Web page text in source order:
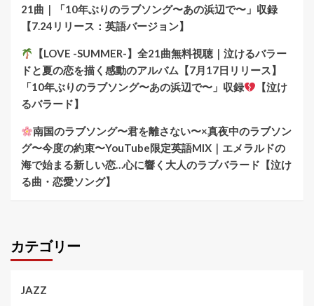
21曲｜「10年ぶりのラブソング〜あの浜辺で〜」収録
【7.24リリース：英語バージョン】
【LOVE -SUMMER-】全21曲無料視聴｜泣けるバラー
ドと夏の恋を描く感動のアルバム【7月17日リリース】
「10年ぶりのラブソング〜あの浜辺で〜」収録
【泣け
るバラード】
南国のラブソング〜君を離さない〜×真夜中のラブソン
グ〜今度の約束〜YouTube限定英語MIX｜エメラルドの
海で始まる新しい恋…心に響く大人のラブバラード【泣け
る曲・恋愛ソング】
カテゴリー
JAZZ